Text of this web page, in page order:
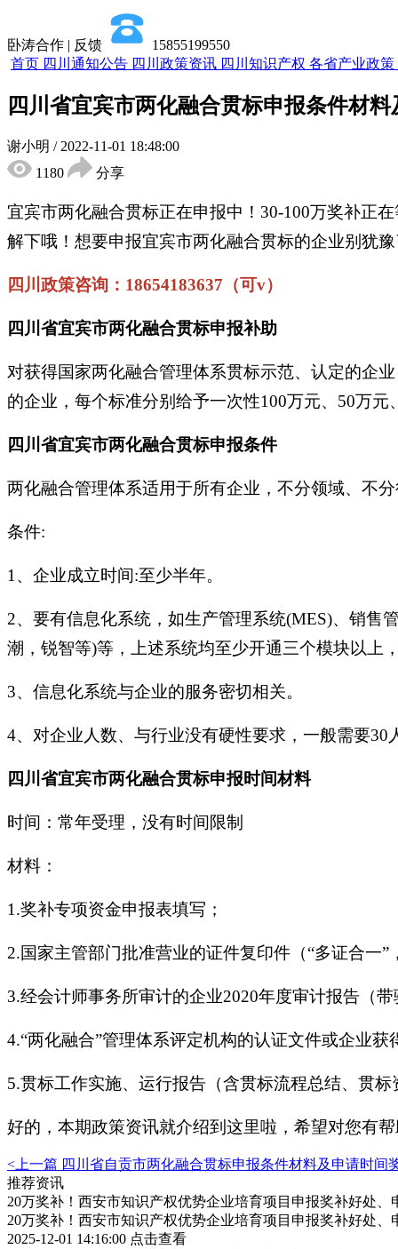
卧涛合作 | 反馈
15855199550
首页 四川通知公告 四川政策资讯 四川知识产权 各省产业政策
四川省宜宾市两化融合贯标申报条件材
谢小明 / 2022-11-01 18:48:00
1180
分享
宜宾市两化融合贯标正在申报中！30-100万奖补正
解下哦！想要申报宜宾市两化融合贯标的企业别犹
四川政策咨询：18654183637（可v）
四川省宜宾市两化融合贯标申报补助
对获得国家两化融合管理体系贯标示范、认定的企
的企业，每个标准分别给予一次性100万元、50万元
四川省宜宾市两化融合贯标申报条件
两化融合管理体系适用于所有企业，不分领域、不
条件:
1、企业成立时间:至少半年。
2、要有信息化系统，如生产管理系统(MES)、销售
潮，锐智等)等，上述系统均至少开通三个模块以上
3、信息化系统与企业的服务密切相关。
4、对企业人数、与行业没有硬性要求，一般需要30
四川省宜宾市两化融合贯标申报时间材料
时间：常年受理，没有时间限制
材料：
1.奖补专项资金申报表填写；
2.国家主管部门批准营业的证件复印件（“多证合一
3.经会计师事务所审计的企业2020年度审计报告（
4.“两化融合”管理体系评定机构的认证文件或企业获
5.贯标工作实施、运行报告（含贯标流程总结、贯
好的，本期政策资讯就介绍到这里啦，希望对您有
<上一篇 四川省自贡市两化融合贯标申报条件材料及申请时间
推荐资讯
20万奖补！西安市知识产权优势企业培育项目申报奖补好处、
20万奖补！西安市知识产权优势企业培育项目申报奖补好处、
2025-12-01 14:16:00 点击查看